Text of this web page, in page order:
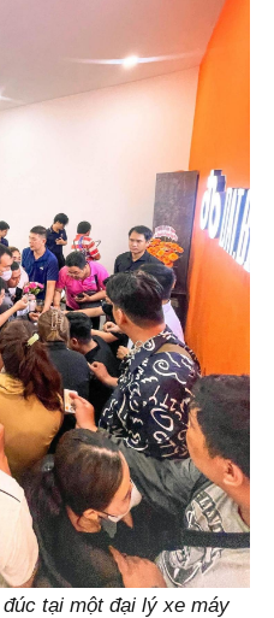
tại một đại lý xe máy